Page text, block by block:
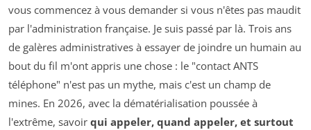
vous commencez à vous demander si vous n'êtes pas maudit
par l'administration française. Je suis passé par là. Trois ans
de galères administratives à essayer de joindre un humain au
bout du fil m'ont appris une chose : le "contact ANTS
téléphone" n'est pas un mythe, mais c'est un champ de
mines. En 2026, avec la dématérialisation poussée à
l'extrême, savoir qui appeler, quand appeler, et surtout